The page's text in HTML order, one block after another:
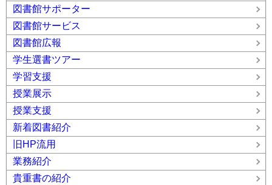
図書館サポーター
図書館サービス
図書館広報
学生選書ツアー
学習支援
授業展示
授業支援
新着図書紹介
旧HP流用
業務紹介
貴重書の紹介